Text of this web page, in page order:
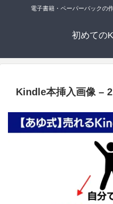
電子書籍・ペーパーバックの
初めての
Kindle本挿入画像 – 2